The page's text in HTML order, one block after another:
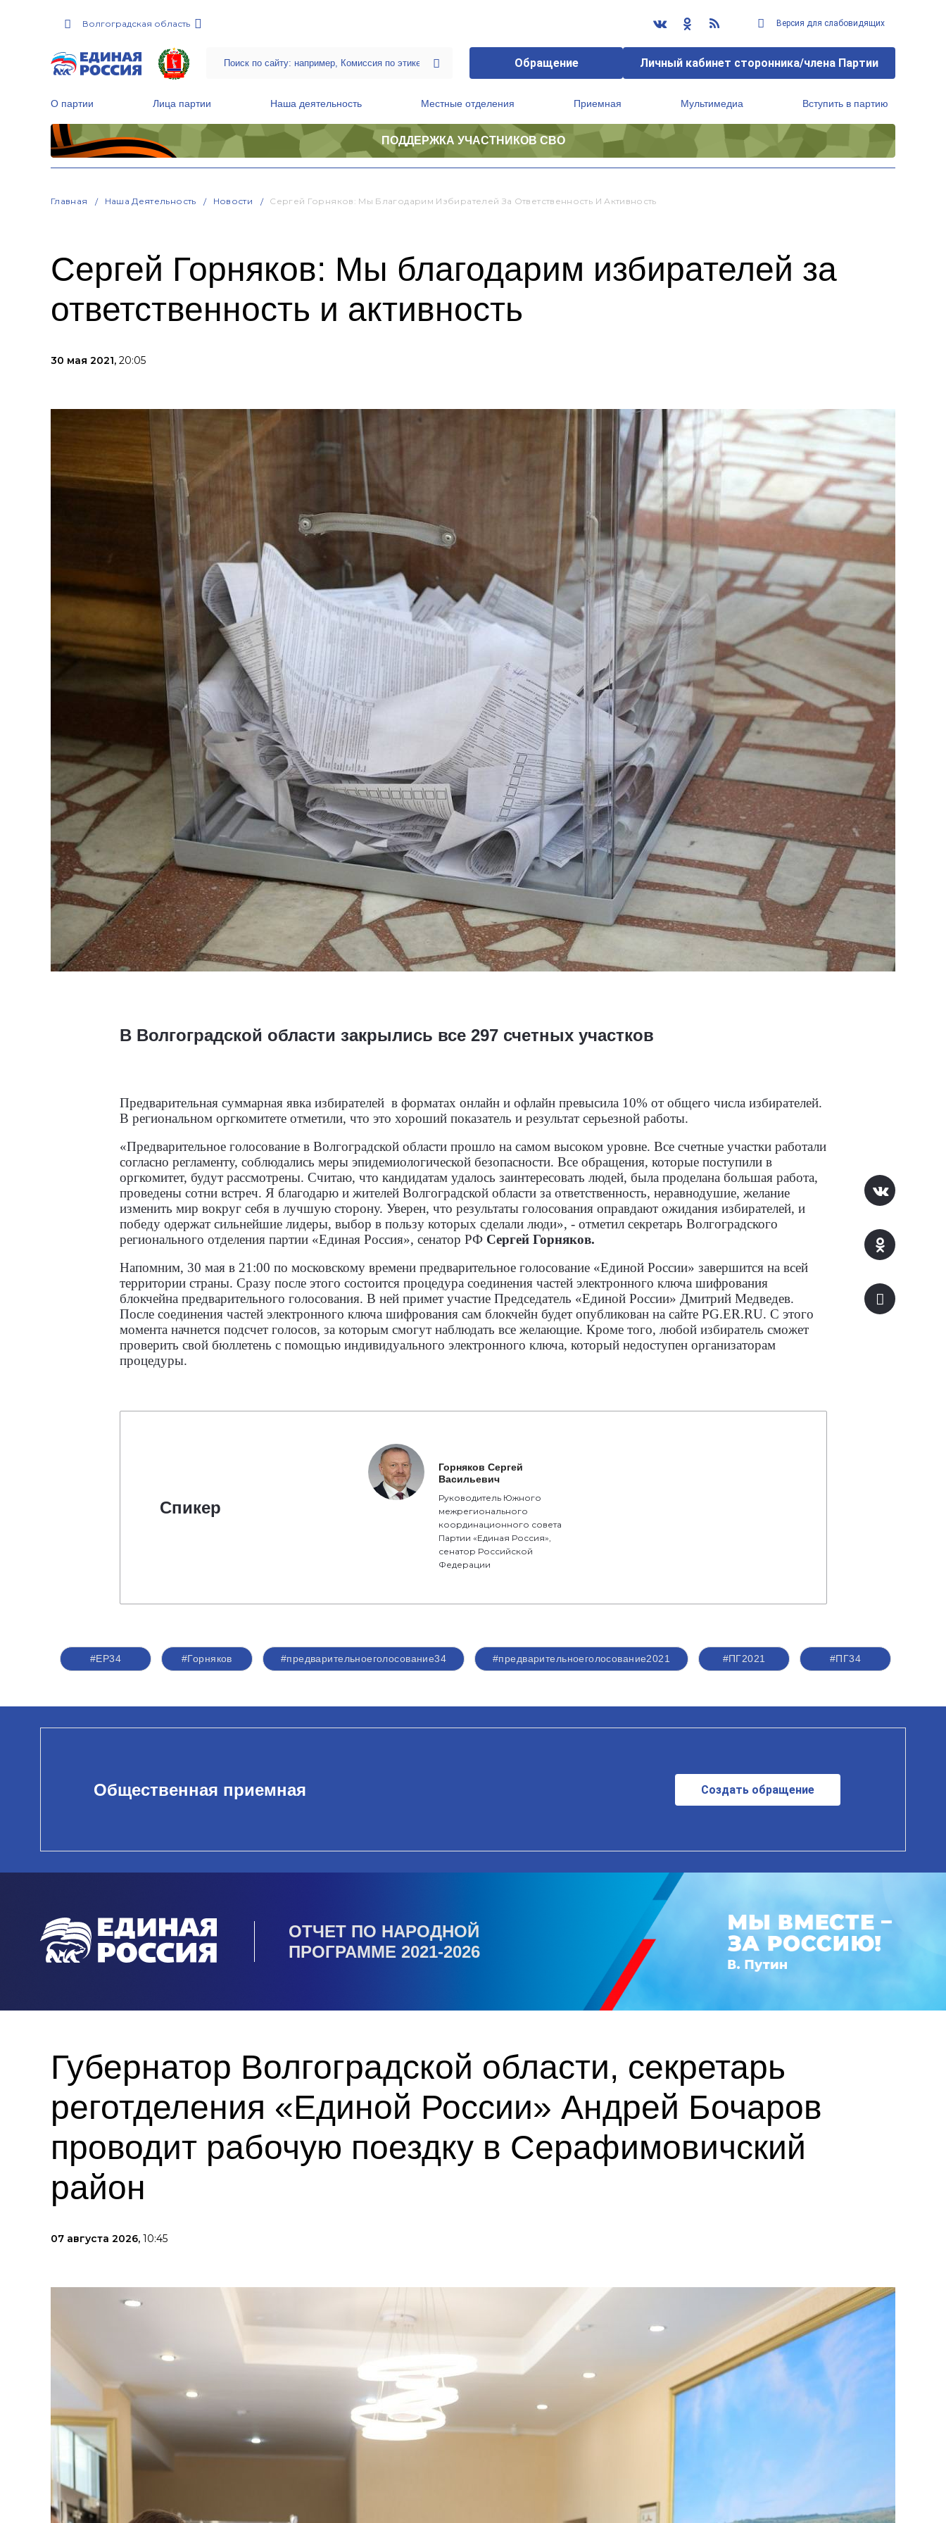
Волгоградская область Версия для слабовидящих
Обращение Личный кабинет сторонника/члена Партии
О партии Лица партии Наша деятельность Местные отделения Приемная Мультимедиа Вступить в партию
ПОДДЕРЖКА УЧАСТНИКОВ СВО
Главная Наша Деятельность Новости Сергей Горняков: Мы Благодарим Избирателей За Ответственность И Активность
Сергей Горняков: Мы благодарим избирателей за
ответственность и активность
30 мая 2021, 20:05
В Волгоградской области закрылись все 297 счетных участков
Предварительная суммарная явка избирателей в форматах онлайн и офлайн превысила 10% от общего числа избирателей.
В региональном оргкомитете отметили, что это хороший показатель и результат серьезной работы.
«Предварительное голосование в Волгоградской области прошло на самом высоком уровне. Все счетные участки работали
согласно регламенту, соблюдались меры эпидемиологической безопасности. Все обращения, которые поступили в
оргкомитет, будут рассмотрены. Считаю, что кандидатам удалось заинтересовать людей, была проделана большая работа,
проведены сотни встреч. Я благодарю и жителей Волгоградской области за ответственность, неравнодушие, желание
изменить мир вокруг себя в лучшую сторону. Уверен, что результаты голосования оправдают ожидания избирателей, и
победу одержат сильнейшие лидеры, выбор в пользу которых сделали люди», - отметил секретарь Волгоградского
регионального отделения партии «Единая Россия», сенатор РФ Сергей Горняков.
Напомним, 30 мая в 21:00 по московскому времени предварительное голосование «Единой России» завершится на всей
территории страны. Сразу после этого состоится процедура соединения частей электронного ключа шифрования
блокчейна предварительного голосования. В ней примет участие Председатель «Единой России» Дмитрий Медведев.
После соединения частей электронного ключа шифрования сам блокчейн будет опубликован на сайте PG.ЕR.RU. С этого
момента начнется подсчет голосов, за которым смогут наблюдать все желающие. Кроме того, любой избиратель сможет
проверить свой бюллетень с помощью индивидуального электронного ключа, который недоступен организаторам
процедуры.
Спикер
Горняков Сергей
Васильевич
Руководитель Южного
межрегионального
координационного совета
Партии «Единая Россия»,
сенатор Российской
Федерации
#ЕР34 #Горняков #предварительноеголосование34 #предварительноеголосование2021 #ПГ2021 #ПГ34
Общественная приемная Создать обращение
ОТЧЕТ ПО НАРОДНОЙ
ПРОГРАММЕ 2021-2026
Губернатор Волгоградской области, секретарь
реготделения «Единой России» Андрей Бочаров
проводит рабочую поездку в Серафимовичский
район
07 августа 2026, 10:45